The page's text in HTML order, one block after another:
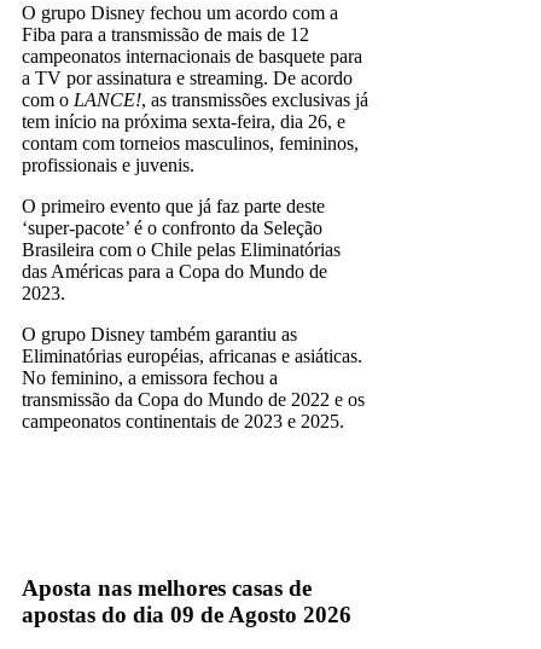
O grupo Disney fechou um acordo com a
Fiba para a transmissão de mais de 12
campeonatos internacionais de basquete para
a TV por assinatura e streaming. De acordo
com o LANCE!, as transmissões exclusivas já
tem início na próxima sexta-feira, dia 26, e
contam com torneios masculinos, femininos,
profissionais e juvenis.
O primeiro evento que já faz parte deste
‘super-pacote’ é o confronto da Seleção
Brasileira com o Chile pelas Eliminatórias
das Américas para a Copa do Mundo de
2023.
O grupo Disney também garantiu as
Eliminatórias européias, africanas e asiáticas.
No feminino, a emissora fechou a
transmissão da Copa do Mundo de 2022 e os
campeonatos continentais de 2023 e 2025.
Aposta nas melhores casas de
apostas do dia 09 de Agosto 2026